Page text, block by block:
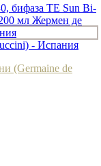
(Germaine de